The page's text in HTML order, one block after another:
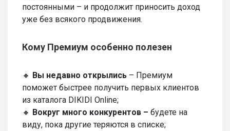
постоянными – и продолжит приносить доход
уже без всякого продвижения.
Кому Премиум особенно полезен
🔸 Вы недавно открылись – Премиум
поможет быстрее получить первых клиентов
из каталога DIKIDI Online;
🔸 Вокруг много конкурентов – будете на
виду, пока другие теряются в списке;